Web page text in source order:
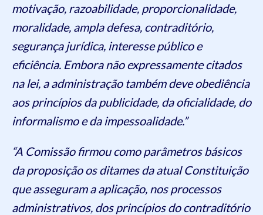
motivação, razoabilidade, proporcionalidade,
moralidade, ampla defesa, contraditório,
segurança jurídica, interesse público e
eficiência. Embora não expressamente citados
na lei, a administração também deve obediência
aos princípios da publicidade, da oficialidade, do
informalismo e da impessoalidade.”
“A Comissão firmou como parâmetros básicos
da proposição os ditames da atual Constituição
que asseguram a aplicação, nos processos
administrativos, dos princípios do contraditório